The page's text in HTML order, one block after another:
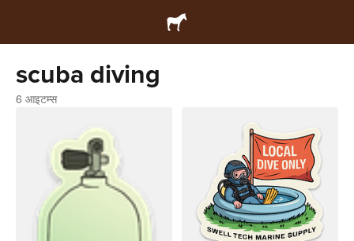
scuba diving
6 आइटम्स